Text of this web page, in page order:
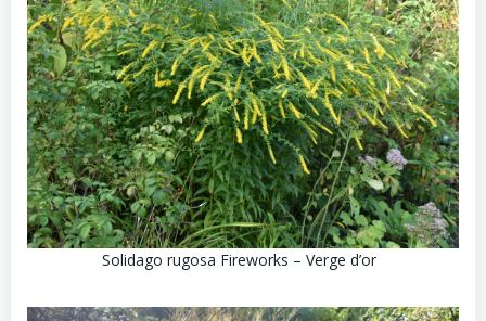
Solidago rugosa Fireworks – Verge d’or